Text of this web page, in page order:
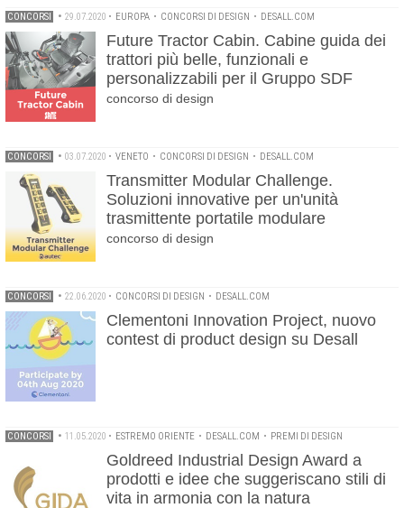
CONCORSI • 29.07.2020 • EUROPA • CONCORSI DI DESIGN • DESALL.COM
Future Tractor Cabin. Cabine guida dei
trattori più belle, funzionali e
personalizzabili per il Gruppo SDF
concorso di design
CONCORSI • 03.07.2020 • VENETO • CONCORSI DI DESIGN • DESALL.COM
Transmitter Modular Challenge.
Soluzioni innovative per un'unità
trasmittente portatile modulare
concorso di design
CONCORSI • 22.06.2020 • CONCORSI DI DESIGN • DESALL.COM
Clementoni Innovation Project, nuovo
contest di product design su Desall
CONCORSI • 11.05.2020 • ESTREMO ORIENTE • DESALL.COM • PREMI DI DESIGN
Goldreed Industrial Design Award a
prodotti e idee che suggeriscano stili di
vita in armonia con la natura